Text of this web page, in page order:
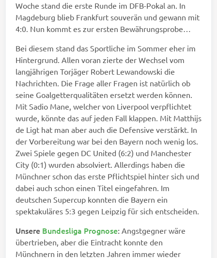
Woche stand die erste Runde im DFB-Pokal an. In
Magdeburg blieb Frankfurt souverän und gewann mit
4:0. Nun kommt es zur ersten Bewährungsprobe…
Bei diesem stand das Sportliche im Sommer eher im
Hintergrund. Allen voran zierte der Wechsel vom
langjährigen Torjäger Robert Lewandowski die
Nachrichten. Die Frage aller Fragen ist natürlich ob
seine Goalgetterqualitäten ersetzt werden können.
Mit Sadio Mane, welcher von Liverpool verpflichtet
wurde, könnte das auf jeden Fall klappen. Mit Matthijs
de Ligt hat man aber auch die Defensive verstärkt. In
der Vorbereitung war bei den Bayern noch wenig los.
Zwei Spiele gegen DC United (6:2) und Manchester
City (0:1) wurden absolviert. Allerdings haben die
Münchner schon das erste Pflichtspiel hinter sich und
dabei auch schon einen Titel eingefahren. Im
deutschen Supercup konnten die Bayern ein
spektakuläres 5:3 gegen Leipzig für sich entscheiden.
Unsere Bundesliga Prognose: Angstgegner wäre
übertrieben, aber die Eintracht konnte den
Münchnern in den letzten Jahren immer wieder